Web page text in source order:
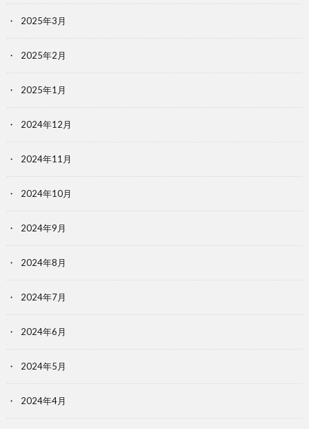
2025年3月
2025年2月
2025年1月
2024年12月
2024年11月
2024年10月
2024年9月
2024年8月
2024年7月
2024年6月
2024年5月
2024年4月